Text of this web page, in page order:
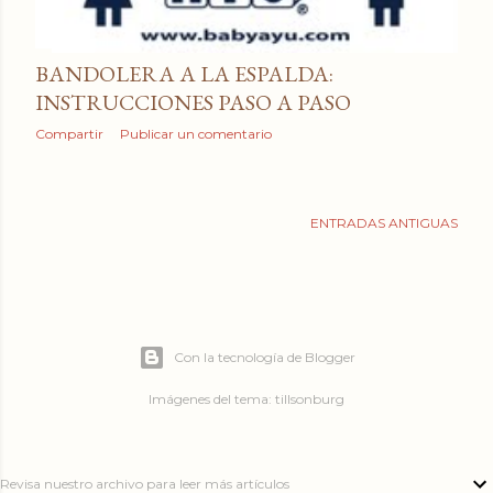
a
s
BANDOLERA A LA ESPALDA:
INSTRUCCIONES PASO A PASO
Compartir Publicar un comentario
ENTRADAS ANTIGUAS
Con la tecnología de Blogger
Imágenes del tema: tillsonburg
Revisa nuestro archivo para leer más artículos